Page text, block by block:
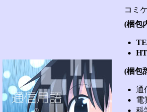
コミ
(梱包
(梱包
通
電
科